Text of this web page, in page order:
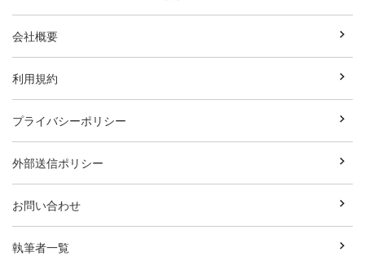
会社概要
利用規約
プライバシーポリシー
外部送信ポリシー
お問い合わせ
執筆者一覧